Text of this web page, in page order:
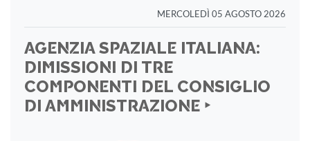
MERCOLEDÌ 05 AGOSTO 2026
AGENZIA SPAZIALE ITALIANA:
DIMISSIONI DI TRE
COMPONENTI DEL CONSIGLIO
DI AMMINISTRAZIONE ‣